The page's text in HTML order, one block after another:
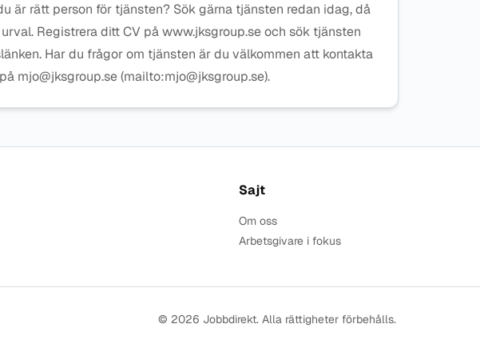
är rätt person för tjänsten? Sök gärna tjänsten redan idag, då
Registrera ditt CV på www.jksgroup.se och sök tjänsten
Har du frågor om tjänsten är du välkommen att kontakta
mjo@jksgroup.se (mailto:mjo@jksgroup.se).
Sajt
Om oss
Arbetsgivare i fokus
© 2026 Jobbdirekt. Alla rättigheter förbehålls.